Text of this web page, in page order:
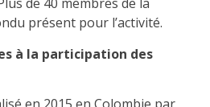
de 40 membres de la
présent pour l’activité.
à la participation des